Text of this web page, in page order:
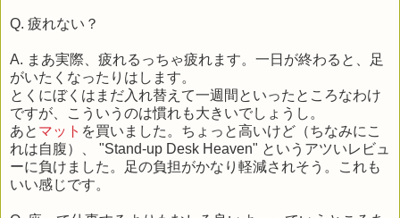
Q. 疲れない？
A. まあ実際、疲れるっちゃ疲れます。一日が終わると、足
がいたくなったりはします。
とくにぼくはまだ入れ替えて一週間といったところなわけ
ですが、こういうのは慣れも大きいでしょうし。
あと マット を買いました。ちょっと高いけど（ちなみにこ
れは自腹）、 "Stand-up Desk Heaven" というアツいレビュ
ーに負けました。足の負担がかなり軽減されそう。これも
いい感じです。